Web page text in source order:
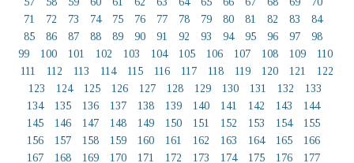
71
72 73 74 75 76 77 78 79 80 81 82 83
84
85
86 87 88 89 90 91 92 93 94 95 96 97
98
99
100 101 102 103 104 105 106 107 108 109
110
111
112 113 114 115 116 117 118 119 120 121
122
123
124 125 126 127 128 129 130 131 132
133
134
135 136 137 138 139 140 141 142 143
144
145
146 147 148 149 150 151 152 153 154
155
156
157 158 159 160 161 162 163 164 165
166
167
168 169 170 171 172 173 174 175 176
177